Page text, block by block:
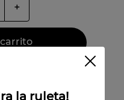
＋
y devoluciones
la ruleta!